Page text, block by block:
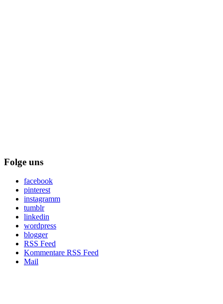
Folge uns
facebook
pinterest
instagramm
tumblr
linkedin
wordpress
blogger
RSS Feed
Kommentare RSS Feed
Mail